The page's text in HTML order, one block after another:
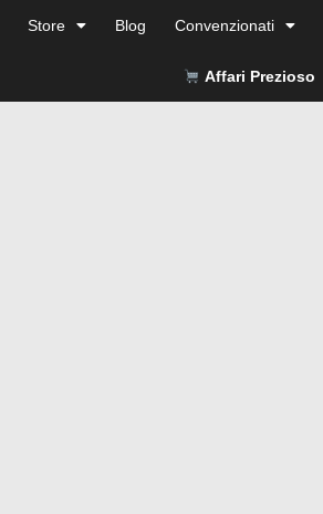
Store Blog Convenzionati
Affari Prezioso